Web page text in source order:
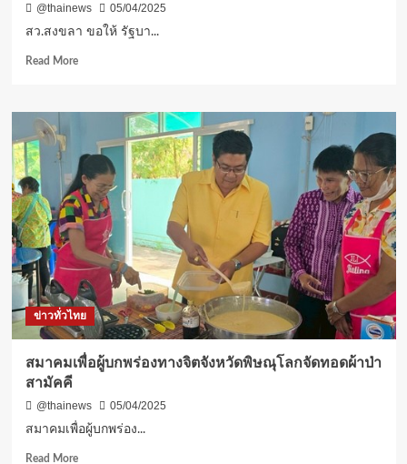
Solar
ค่า
–
Zero
Go
Near
Zero
แบบ
IoT
Real
Time
พพ.
และ
BOI
สนับสนุน
ลงทุน
สู่
การ
อนุรักษ์
พลัง
@thainews
05/04/2025
สว.สงขลา ขอให้ รัฐบา...
Read MoreRead
สว.สงขลา
รัฐบาล
มี
ความ
รอบคอบ
ใน
การ
ผลัก
ดัน
พ.ร.บ.อิน
เต
อร์
เท
น
ท์
เพราะ
คน
ส่วน
ข่าวทั่วไทย
สมาคมเพื่อผู้บกพร่องทางจิตจังหวัดพิษณุโลกจัดทอดผ้าป่า
สามัคคี
@thainews
05/04/2025
สมาคมเพื่อผู้บกพร่อง...
Read MoreRead